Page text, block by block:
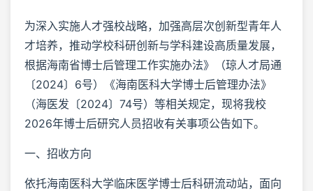
为深入实施人才强校战略，加强高层次创新型青年人
才培养，推动学校科研创新与学科建设高质量发展，
根据海南省博士后管理工作实施办法》（琼人才局通
〔2024〕6号）《海南医科大学博士后管理办法》
（海医发〔2024〕74号）等相关规定，现将我校
2026年博士后研究人员招收有关事项公告如下。
一、招收方向
依托海南医科大学临床医学博士后科研流动站，面向